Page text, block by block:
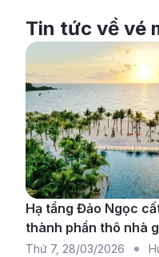
Tin tức về vé
Hạ tầng Đảo Ngọc
thành phần thô nhà
Phú Quốc
Thứ 7, 28/03/2026